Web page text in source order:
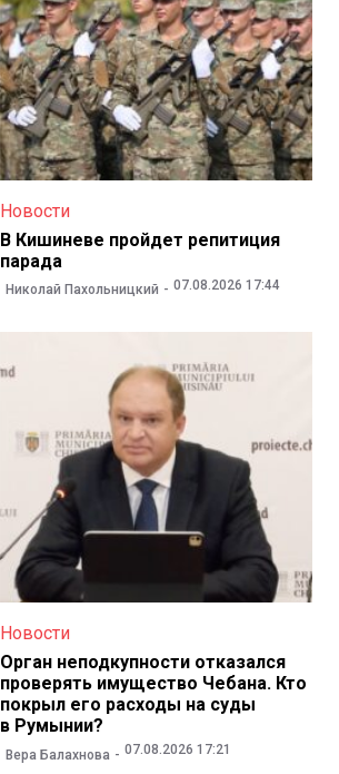
Новости
В Кишиневе пройдет репитиция
парада
Николай Пахольницкий 07.08.2026 17:44
Новости
Орган неподкупности отказался
проверять имущество Чебана. Кто
покрыл его расходы на суды
в Румынии?
Вера Балахнова 07.08.2026 17:21